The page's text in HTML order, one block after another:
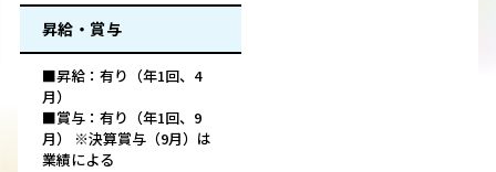
昇給・賞与
■昇給：有り（年1回、4
月）
■賞与：有り（年1回、9
月） ※決算賞与（9月）は
業績による